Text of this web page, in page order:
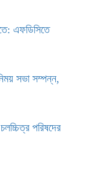
এফডিসিতে
সভা সম্পন্ন,
পরিষদের